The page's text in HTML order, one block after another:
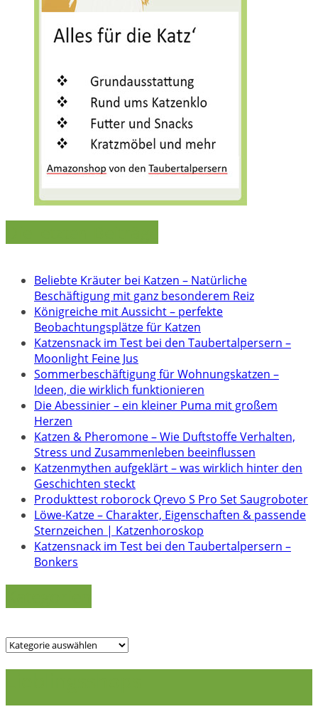
Beliebte Kräuter bei Katzen – Natürliche
Beschäftigung mit ganz besonderem Reiz
Königreiche mit Aussicht – perfekte
Beobachtungsplätze für Katzen
Katzensnack im Test bei den Taubertalpersern –
Moonlight Feine Jus
Sommerbeschäftigung für Wohnungskatzen –
Ideen, die wirklich funktionieren
Die Abessinier – ein kleiner Puma mit großem
Herzen
Katzen & Pheromone – Wie Duftstoffe Verhalten,
Stress und Zusammenleben beeinflussen
Katzenmythen aufgeklärt – was wirklich hinter den
Geschichten steckt
Produkttest roborock Qrevo S Pro Set Saugroboter
Löwe-Katze – Charakter, Eigenschaften & passende
Sternzeichen | Katzenhoroskop
Katzensnack im Test bei den Taubertalpersern –
Bonkers
Kategorien